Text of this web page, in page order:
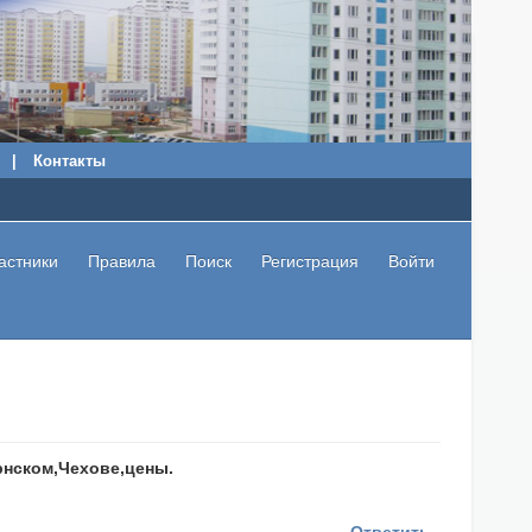
Контакты
Правила Поиск Регистрация Войти